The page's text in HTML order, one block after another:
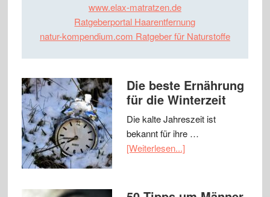
www.elax-matratzen.de
Ratgeberportal Haarentfernung
natur-kompendium.com Ratgeber für Naturstoffe
Die beste Ernährung
für die Winterzeit
Die kalte Jahreszeit ist
bekannt für ihre …
[Weiterlesen...]